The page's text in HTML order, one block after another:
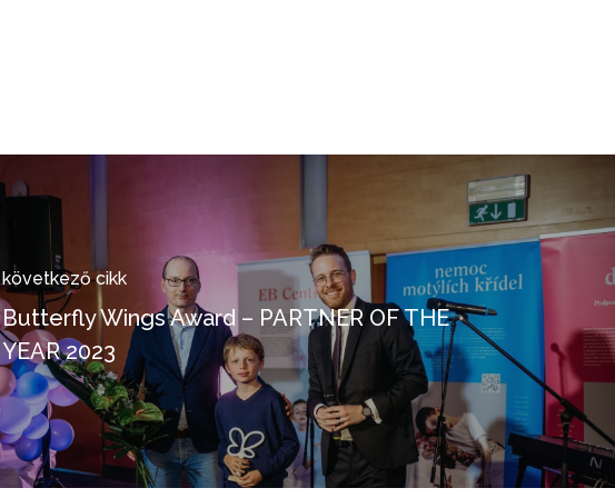
következő cikk
Butterfly Wings Award – PARTNER OF THE
YEAR 2023